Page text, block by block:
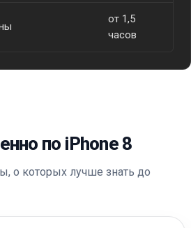
от 1,5
часов
по iPhone 8
о которых лучше знать до